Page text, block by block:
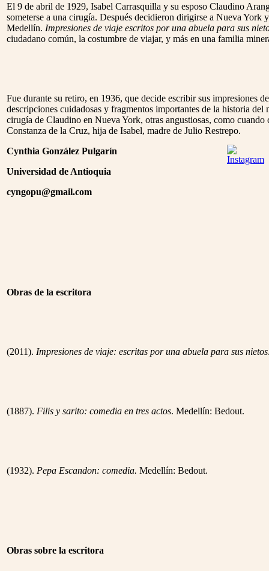
El 9 de abril de 1929, Isabel Carrasquilla y su esposo Claudino
someterse a una cirugía. Después decidieron dirigirse a Nueva
Medellín. Impresiones de viaje escritos por una abuela para sus
ciudadano común, la costumbre de viajar, y más en una familia
Fue durante su retiro, en 1936, que decide escribir sus impresiones
descripciones cuidadosas y fragmentos importantes de la historia
cirugía de Claudino en Nueva York, otras angustiosas, como
Constanza de la Cruz, hija de Isabel, madre de Julio Restrepo.
Cynthia González Pulgarín
Universidad de Antioquia
cyngopu@gmail.com
Obras de la escritora
(2011). Impresiones de viaje: escritas por una abuela para sus nietos
(1887). Filis y sarito: comedia en tres actos. Medellín: Bedout.
(1932). Pepa Escandon: comedia. Medellín: Bedout.
Obras sobre la escritora